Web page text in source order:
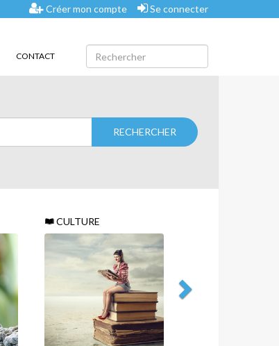
Créer mon compte Se connecter
CONTACT
CULTURE